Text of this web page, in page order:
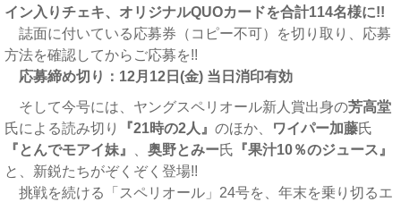
イン入りチェキ、オリジナルQUOカードを合計114名様に!!
誌面に付いている応募券（コピー不可）を切り取り、応募
方法を確認してからご応募を!!
応募締め切り：12月12日(金) 当日消印有効
そして今号には、ヤングスペリオール新人賞出身の芳高堂
氏による読み切り
『21時の2人』 のほか、 ワイパー加藤氏
『とんでモアイ妹』
奥野とみー氏 『果汁10％のジュース』
と、新鋭たちがぞくぞく登場!!
挑戦を続ける「スペリオール」24号を、年末を乗り切るエ